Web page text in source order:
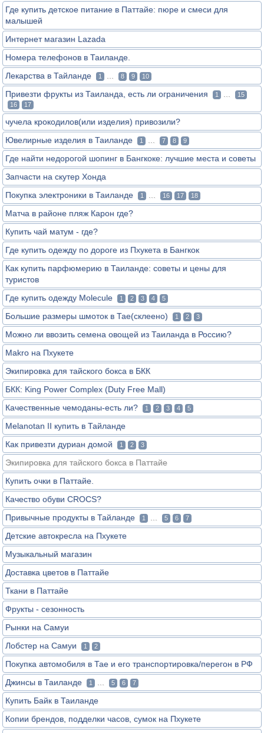
Где купить детское питание в Паттайе: пюре и смеси для
малышей
Интернет магазин Lazada
Номера телефонов в Таиланде.
Лекарства в Тайланде
1 8 9 10
Привезти фрукты из Таиланда, есть ли ограничения 1
15
16
17
чучела крокодилов(или изделия) привозили?
Ювелирные изделия в Таиланде
1 7 8 9
Где найти недорогой шопинг в Бангкоке: лучшие места и советы
Запчасти на скутер Хонда
Покупка электроники в Таиланде
1 16 17 18
Матча в районе пляж Карон где?
Купить чай матум - где?
Где купить одежду по дороге из Пхукета в Бангкок
Как купить парфюмерию в Таиланде: советы и цены для
туристов
Где купить одежду Molecule
1 2 3 4 5
Большие размеры шмоток в Тае(склеено) 1 2 3
Можно ли ввозить семена овощей из Таиланда в Россию?
Makro на Пхукете
Экипировка для тайского бокса в БКК
БКК: King Power Complex (Duty Free Mall)
Качественные чемоданы-есть ли?
1 2 3 4 5
Melanotan II купить в Тайланде
Как привезти дуриан домой
1 2 3
Экипировка для тайского бокса в Паттайе
Купить очки в Паттайе.
Качество обуви CROCS?
Привычные продукты в Тайланде
1 5 6 7
Детские автокресла на Пхукете
Музыкальный магазин
Доставка цветов в Паттайе
Ткани в Паттайе
Фрукты - сезонность
Рынки на Самуи
Лобстер на Самуи
1 2
Покупка автомобиля в Тае и его транспортировка/перегон в РФ
Джинсы в Таиланде
1 5 6 7
Купить Байк в Таиланде
Копии брендов, подделки часов, сумок на Пхукете